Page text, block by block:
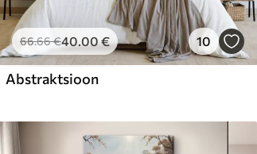
66.66€40.00€ 10
Abstraktsioon